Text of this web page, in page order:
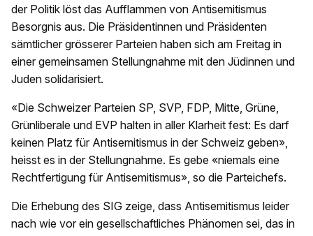
der Politik löst das Aufflammen von Antisemitismus
Besorgnis aus. Die Präsidentinnen und Präsidenten
sämtlicher grösserer Parteien haben sich am Freitag in
einer gemeinsamen Stellungnahme mit den Jüdinnen und
Juden solidarisiert.
«Die Schweizer Parteien SP, SVP, FDP, Mitte, Grüne,
Grünliberale und EVP halten in aller Klarheit fest: Es darf
keinen Platz für Antisemitismus in der Schweiz geben»,
heisst es in der Stellungnahme. Es gebe «niemals eine
Rechtfertigung für Antisemitismus», so die Parteichefs.
Die Erhebung des SIG zeige, dass Antisemitismus leider
nach wie vor ein gesellschaftliches Phänomen sei, das in